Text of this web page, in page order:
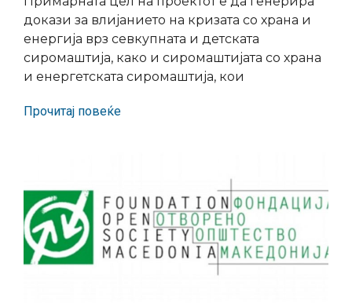
докази за влијанието на кризата со храна и
енергија врз севкупната и детската
сиромаштија, како и сиромаштијата со храна
и енергетската сиромаштија, кои
Прочитај повеќе